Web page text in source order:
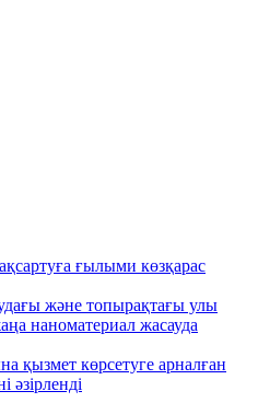
ғылыми көзқарас
және топырақтағы улы
наноматериал жасауда
қызмет көрсетуге арналған
әзірленді